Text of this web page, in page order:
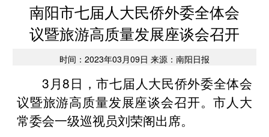
南阳市七届人大民侨外委全体会
议暨旅游高质量发展座谈会召开
时间：2023年03月09日 来源：南阳日报
3月8日，市七届人大民侨外委全体会
议暨旅游高质量发展座谈会召开。市人大
常委会一级巡视员刘荣阁出席。